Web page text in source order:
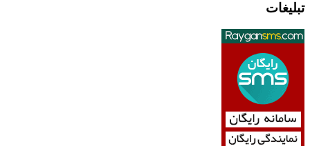
تبلیغات